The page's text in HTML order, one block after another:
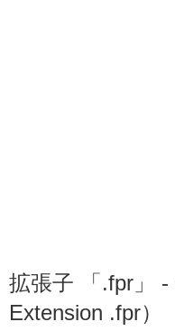
拡張子 「.fpr」
Extension .fpr）